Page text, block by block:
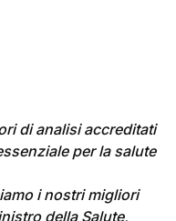
di analisi accreditati
per la salute
i nostri migliori
della Salute,